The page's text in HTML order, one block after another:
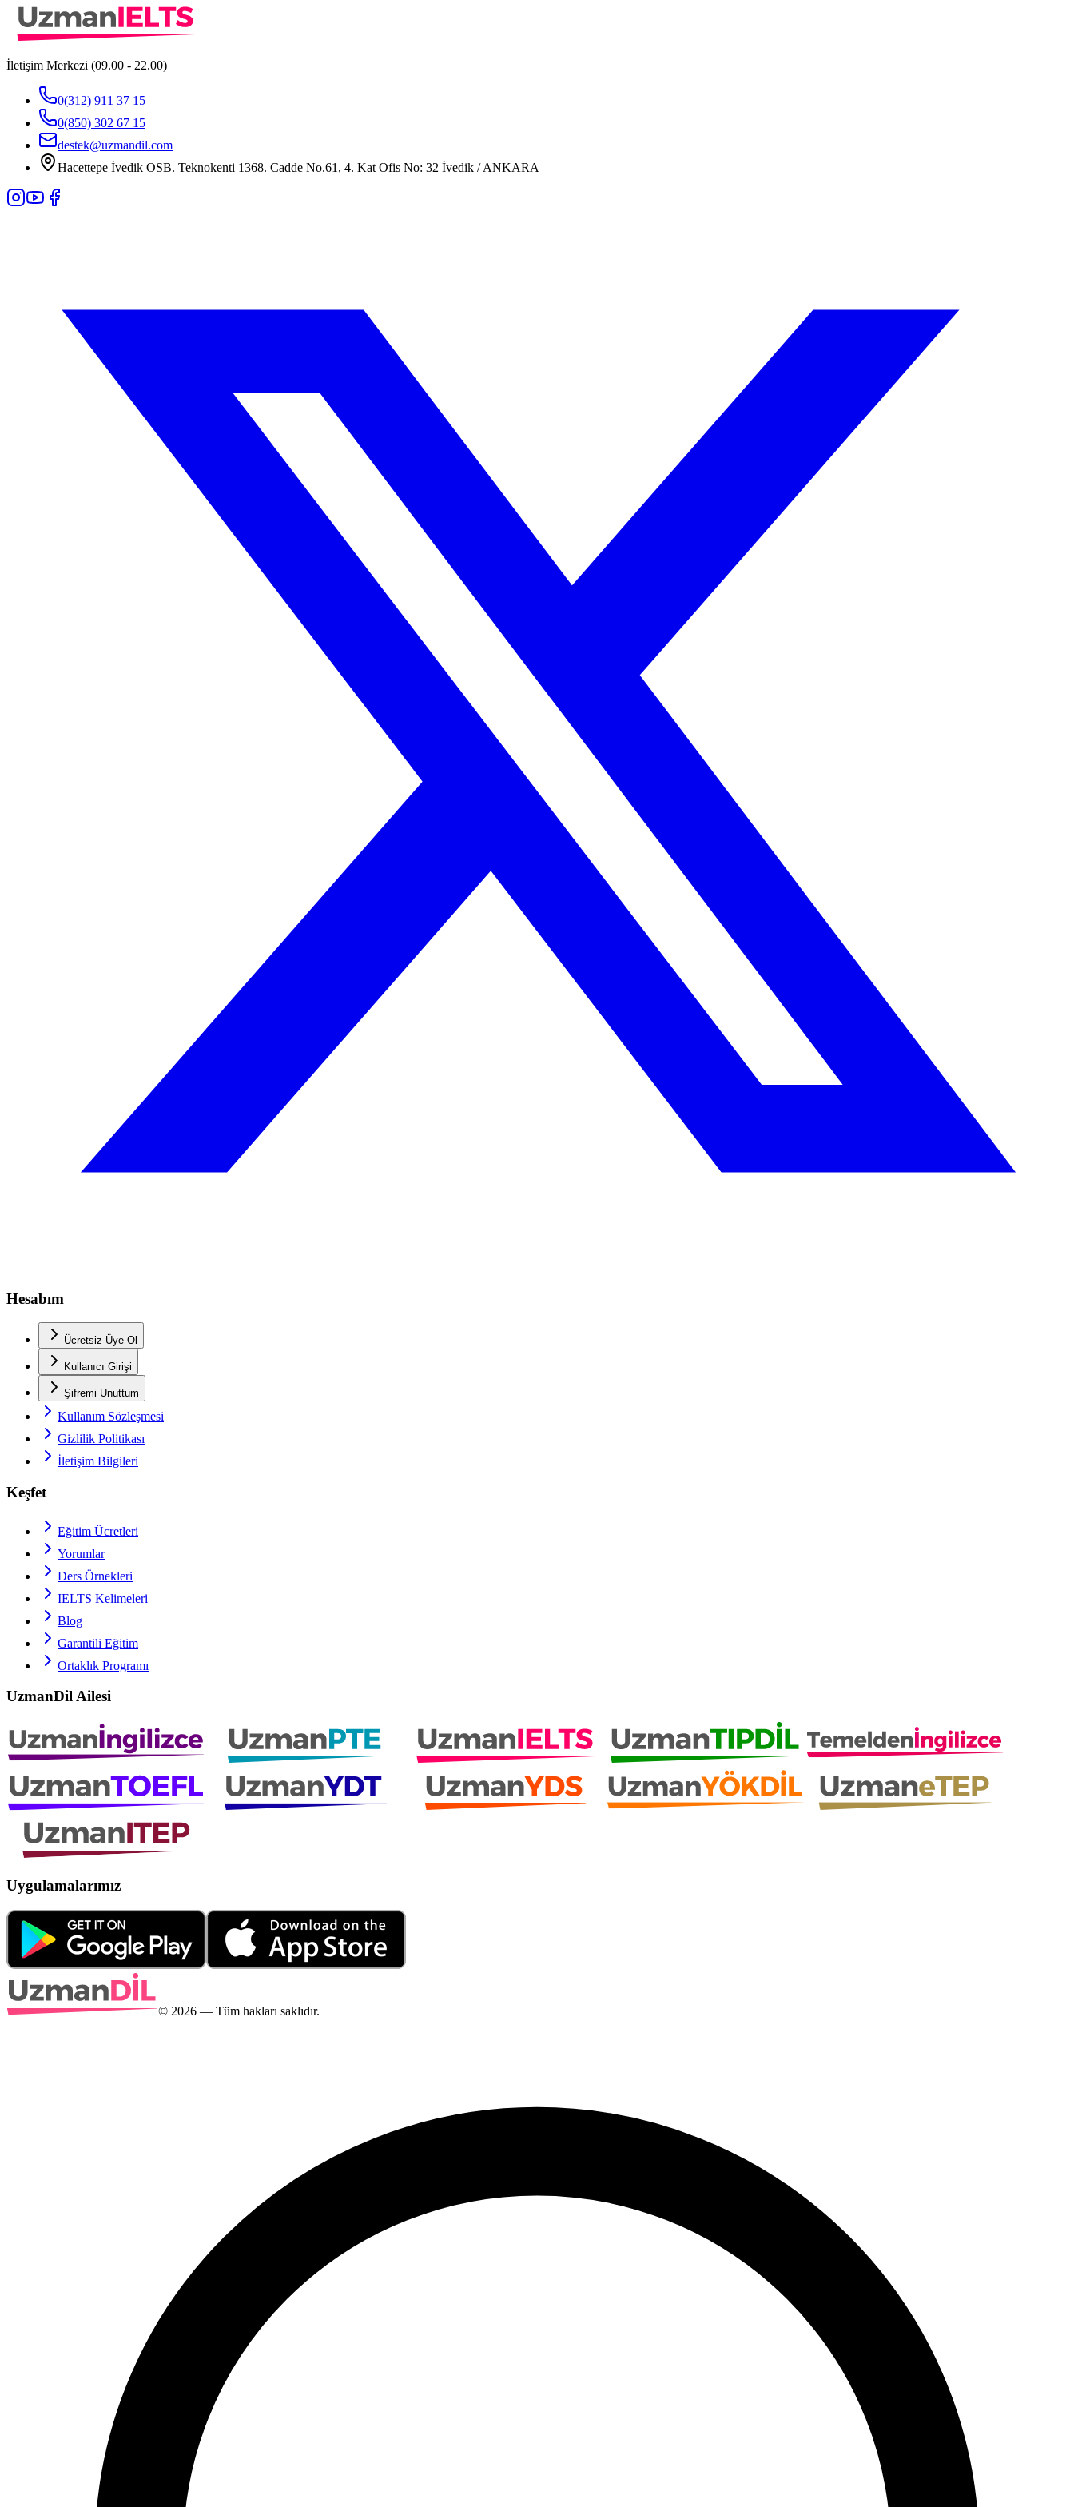
İletişim Merkezi (09.00 - 22.00)
0(312) 911 37 15
0(850) 302 67 15
destek@uzmandil.com
Hacettepe İvedik OSB. Teknokenti 1368. Cadde No.61, 4. Kat Ofis No: 32 İvedik / ANKARA
Hesabım
Ücretsiz Üye Ol
Kullanıcı Girişi
Şifremi Unuttum
Kullanım Sözleşmesi
Gizlilik Politikası
İletişim Bilgileri
Keşfet
Eğitim Ücretleri
Yorumlar
Ders Örnekleri
IELTS Kelimeleri
Blog
Garantili Eğitim
Ortaklık Programı
UzmanDil Ailesi
Uygulamalarımız
© 2026 — Tüm hakları saklıdır.